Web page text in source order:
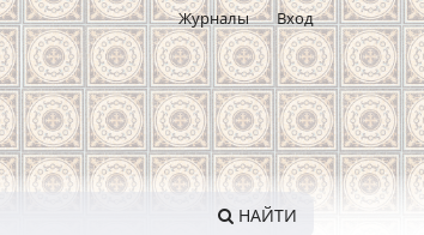
НАЙТИ
Журналы Вход